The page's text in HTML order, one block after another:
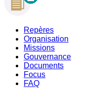
Repères
Organisation
Missions
Gouvernance
Documents
Focus
FAQ